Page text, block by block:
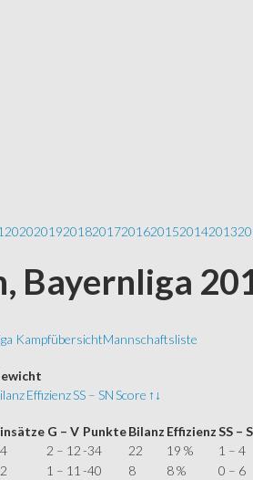
20202019201820172016201520142013
Bayernliga
KampfübersichtMannschaftsliste
EffizienzSS – SNScore ↑↓
G – V Punkte Bilanz EffizienzSS –
2 – 12-34 22 19 % 1 – 4
1 – 11 -40 8 8 % 0 – 6